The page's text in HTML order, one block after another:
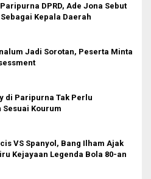
DPRD, Ade Jona Sebut
Kepala Daerah
Jadi Sorotan, Peserta Minta
di Paripurna Tak Perlu
Sesuai Kourum
VS Spanyol, Bang Ilham Ajak
Kejayaan Legenda Bola 80-an